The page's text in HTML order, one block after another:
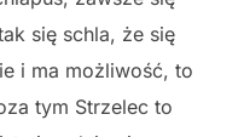
się schla, że się
i ma możliwość, to
tym Strzelec to